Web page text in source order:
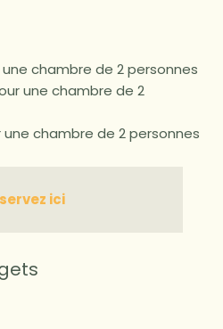
chambre de 2 personnes
une chambre de 2
chambre de 2 personnes
ici